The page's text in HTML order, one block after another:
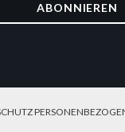
ABONNIEREN
((ÖFFNET EIN